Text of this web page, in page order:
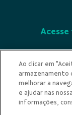
Ao clicar em
armazenamento
melhorar a
e ajudar nas
informações,